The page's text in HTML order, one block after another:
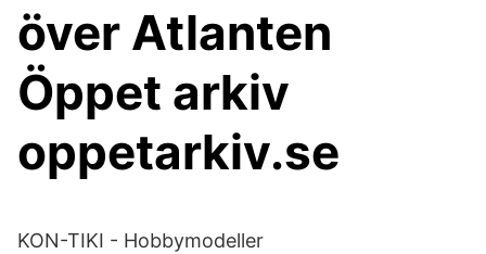
över Atlanten
Öppet arkiv
oppetarkiv.se
KON-TIKI - Hobbymodeller